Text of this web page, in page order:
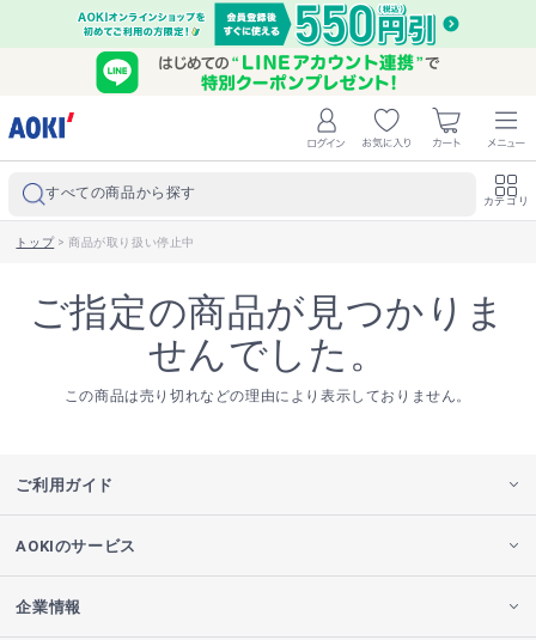
すべての商品から探す カテゴリ
トップ> 商品が取り扱い停止中
ご指定の商品が見つかりま
せんでした。
この商品は売り切れなどの理由により表示しておりません。
ご利用ガイド
AOKIのサービス
企業情報